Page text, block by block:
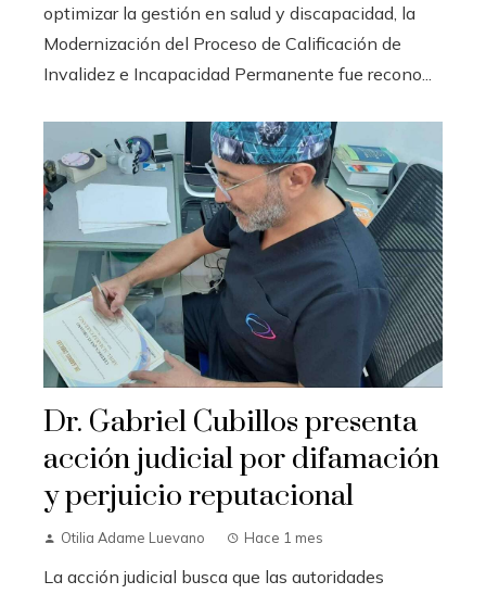
optimizar la gestión en salud y discapacidad, la
Modernización del Proceso de Calificación de
Invalidez e Incapacidad Permanente fue recono...
Dr. Gabriel Cubillos presenta
acción judicial por difamación
y perjuicio reputacional
Otilia Adame Luevano Hace 1 mes
La acción judicial busca que las autoridades